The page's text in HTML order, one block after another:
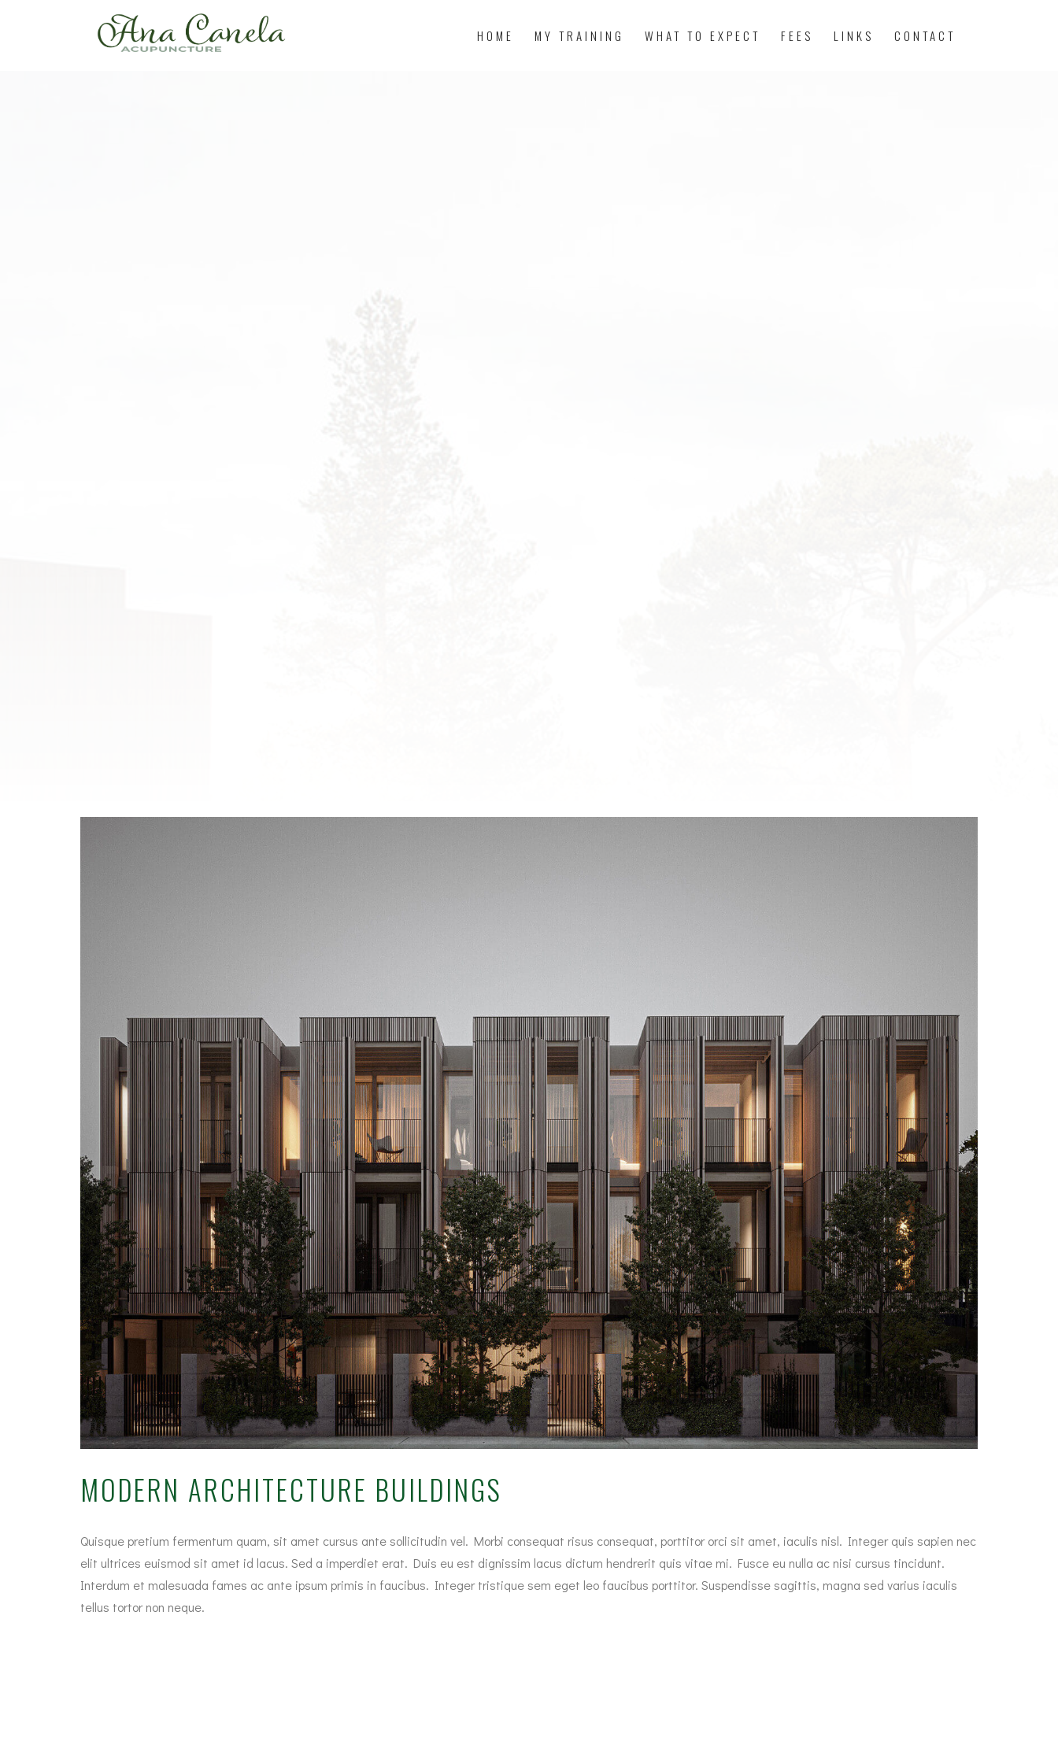
HOME MY TRAINING WHAT TO EXPECT FEES LINKS CONTACT
MODERN ARCHITECTURE BUILDINGS
Quisque pretium fermentum quam, sit amet cursus ante sollicitudin vel. Morbi consequat risus consequat, porttitor orci sit amet, iaculis nisl. Integer quis sapien nec
elit ultrices euismod sit amet id lacus. Sed a imperdiet erat. Duis eu est dignissim lacus dictum hendrerit quis vitae mi. Fusce eu nulla ac nisi cursus tincidunt.
Interdum et malesuada fames ac ante ipsum primis in faucibus. Integer tristique sem eget leo faucibus porttitor. Suspendisse sagittis, magna sed varius iaculis
tellus tortor non neque.